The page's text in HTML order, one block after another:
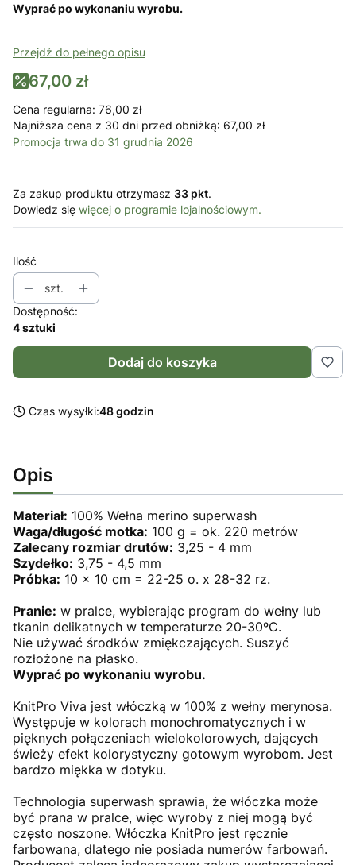
Wyprać po wykonaniu wyrobu.
Przejdź do pełnego opisu
67,00 zł
Cena regularna: 76,00 zł
Najniższa cena z 30 dni przed obniżką: 67,00 zł
Promocja trwa do 31 grudnia 2026
Za zakup produktu otrzymasz 33 pkt.
Dowiedz się więcej o programie lojalnościowym.
Ilość
szt.
Dostępność:
4 sztuki
Dodaj do koszyka
Czas wysyłki:48 godzin
Opis
Materiał: 100% Wełna merino superwash
Waga/długość motka: 100 g = ok. 220 metrów
Zalecany rozmiar drutów: 3,25 - 4 mm
Szydełko: 3,75 - 4,5 mm
Próbka: 10 x 10 cm = 22-25 o. x 28-32 rz.
Pranie: w pralce, wybierając program do wełny lub
tkanin delikatnych w temperaturze 20-30ºC.
Nie używać środków zmiękczających. Suszyć
rozłożone na płasko.
Wyprać po wykonaniu wyrobu.
KnitPro Viva jest włóczką w 100% z wełny merynosa.
Występuje w kolorach monochromatycznych i w
pięknych połączeniach wielokolorowych, dających
świeży efekt kolorystyczny gotowym wyrobom. Jest
bardzo miękka w dotyku.
Technologia superwash sprawia, że włóczka może
być prana w pralce, więc wyroby z niej mogą być
często noszone. Włóczka KnitPro jest ręcznie
farbowana, dlatego nie posiada numerów farbowań.